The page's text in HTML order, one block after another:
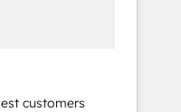
customers